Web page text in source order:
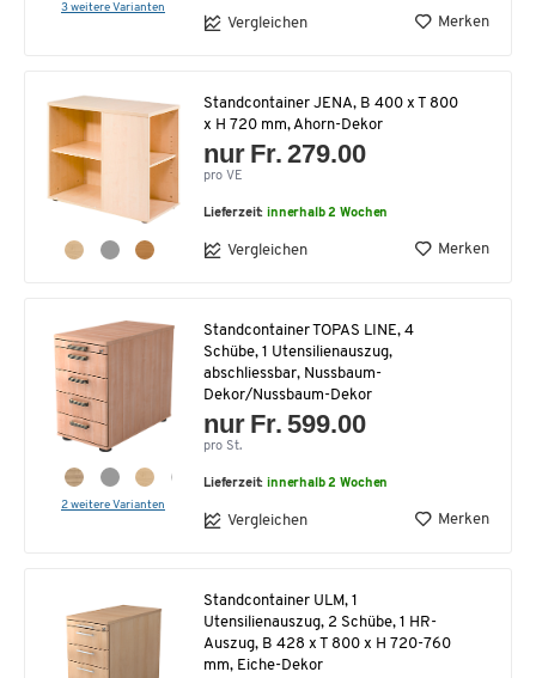
3 weitere Varianten
Vergleichen Merken
Standcontainer JENA, B 400 x T 800
x H 720 mm, Ahorn-Dekor
nur Fr. 279.00
pro VE
Lieferzeit:innerhalb 2 Wochen
Vergleichen Merken
2 weitere Varianten
Standcontainer TOPAS LINE, 4
Schübe, 1 Utensilienauszug,
abschliessbar, Nussbaum-
Dekor/Nussbaum-Dekor
nur Fr. 599.00
pro St.
Lieferzeit:innerhalb 2 Wochen
Vergleichen Merken
Standcontainer ULM, 1
Utensilienauszug, 2 Schübe, 1 HR-
Auszug, B 428 x T 800 x H 720-760
mm, Eiche-Dekor